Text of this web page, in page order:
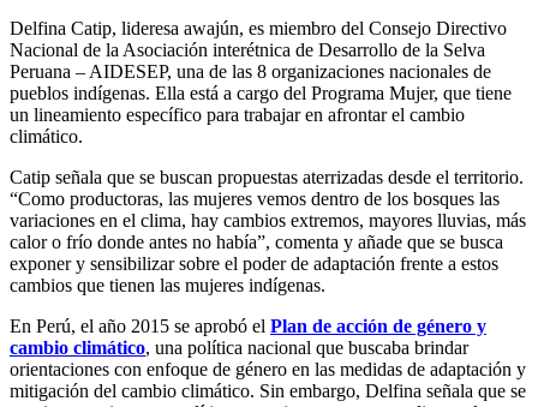
Delfina Catip, lideresa awajún, es miembro del Consejo Directivo
Nacional de la Asociación interétnica de Desarrollo de la Selva
Peruana – AIDESEP, una de las 8 organizaciones nacionales de
pueblos indígenas. Ella está a cargo del Programa Mujer, que tiene
un lineamiento específico para trabajar en afrontar el cambio
climático.
Catip señala que se buscan propuestas aterrizadas desde el territorio.
“Como productoras, las mujeres vemos dentro de los bosques las
variaciones en el clima, hay cambios extremos, mayores lluvias, más
calor o frío donde antes no había”, comenta y añade que se busca
exponer y sensibilizar sobre el poder de adaptación frente a estos
cambios que tienen las mujeres indígenas.
En Perú, el año 2015 se aprobó el Plan de acción de género y
cambio climático, una política nacional que buscaba brindar
orientaciones con enfoque de género en las medidas de adaptación y
mitigación del cambio climático. Sin embargo, Delfina señala que se